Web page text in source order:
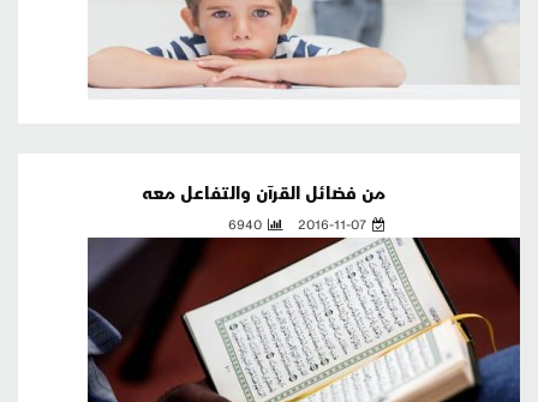
من فضائل القرآن والتفاعل معه
2016-11-07
6940